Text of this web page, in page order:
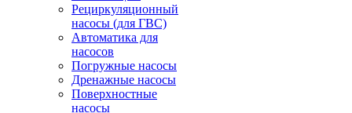
Рециркуляционный
насосы (для ГВС)
Автоматика для
насосов
Погружные насосы
Дренажные насосы
Поверхностные
насосы